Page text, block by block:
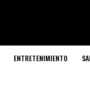
ENTRETENIMIENTO